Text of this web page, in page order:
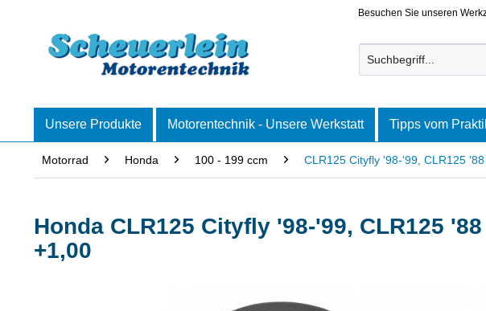
Besuchen Sie unseren
Unsere Produkte Motorentechnik - Unsere Werkstatt Tipps vom
Motorrad Honda 100 - 199 ccm CLR125 Cityfly '98-'99, CLR125 '88
Honda CLR125 Cityfly '98-'99, CLR125
+1,00